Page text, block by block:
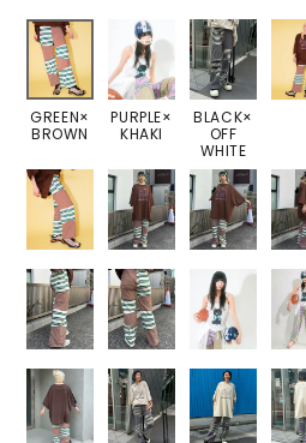
GREEN×
BROWN
PURPLE×
KHAKI
BLACK×
OFF
WHITE